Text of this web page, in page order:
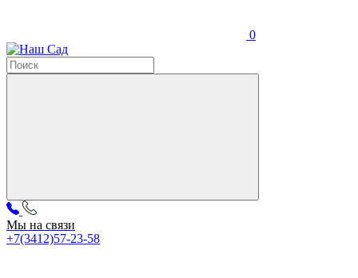
0
Мы на связи
+7(3412)57-23-58